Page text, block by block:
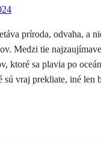
príroda, odvaha, a
Medzi tie
ktoré sa plavia po
sú vraj prekliate, iné len